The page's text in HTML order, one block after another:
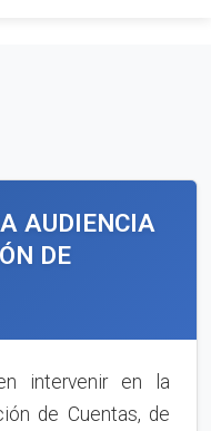
AUDIENCIA
DE
intervenir en la
de Cuentas, de